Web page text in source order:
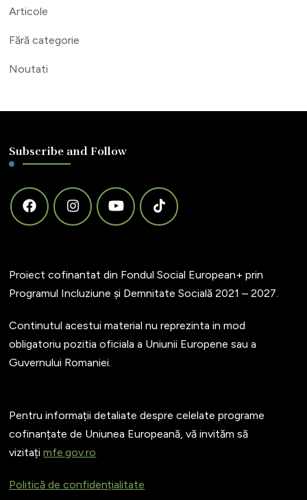
Articole
Fără categorie
Noutati
Subscribe and Follow
Proiect cofinantat din Fondul Social European+ prin
Programul Incluziune și Demnitate Socială 2021 – 2027.
Continutul acestui material nu reprezinta in mod
obligatoriu pozitia oficiala a Uniunii Europene sau a
Guvernului Romaniei.
Pentru informații detaliate despre celelate programe
cofinanțate de Uniunea Europeană, vă invităm să
vizitațimfe.gov.ro
Politică de confidențialitate